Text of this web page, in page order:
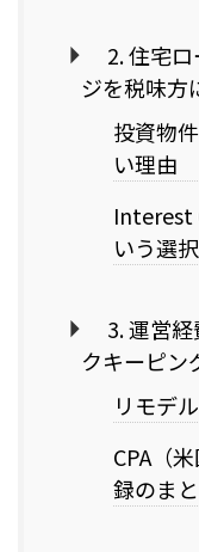
2. 住宅
ジを税味方
投資物
い理由
Interest
いう選
3. 運営
クキーピン
リモデ
CPA（
録のま